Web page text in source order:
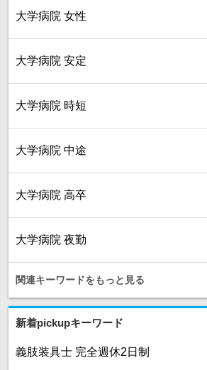
大学病院 女性
大学病院 安定
大学病院 時短
大学病院 中途
大学病院 高卒
大学病院 夜勤
関連キーワードをもっと見る
新着pickupキーワード
義肢装具士 完全週休2日制